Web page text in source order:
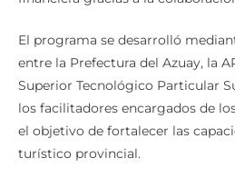
El programa se desarrolló
entre la Prefectura del Azuay, la
Superior Tecnológico Particular
los facilitadores encargados de
el objetivo de fortalecer las
turístico provincial.